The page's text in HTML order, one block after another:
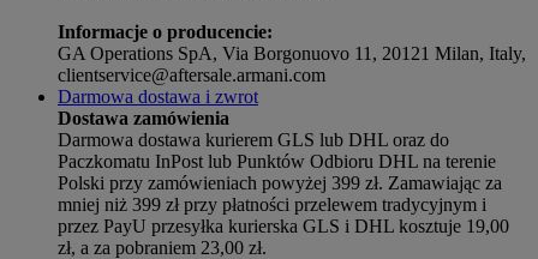
Informacje o producencie:
GA Operations SpA, Via Borgonuovo 11, 20121 Milan, Italy,
clientservice@aftersale.armani.com
Darmowa dostawa i zwrot
Dostawa zamówienia
Darmowa dostawa kurierem GLS lub DHL oraz do
Paczkomatu InPost lub Punktów Odbioru DHL na terenie
Polski przy zamówieniach powyżej 399 zł. Zamawiając za
mniej niż 399 zł przy płatności przelewem tradycyjnym i
przez PayU przesyłka kurierska GLS i DHL kosztuje 19,00
zł, a za pobraniem 23,00 zł.